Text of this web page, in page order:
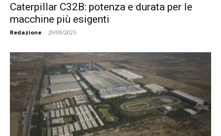
Caterpillar C32B: potenza e durata per le
macchine più esigenti
Redazione - 29/09/2025